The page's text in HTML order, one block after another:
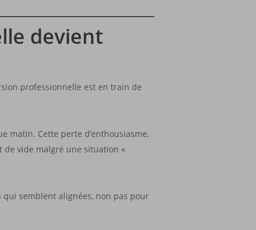
devient
professionnelle est en train de
matin. Cette perte d’enthousiasme,
vide malgré une situation «
semblent alignées, non pas pour